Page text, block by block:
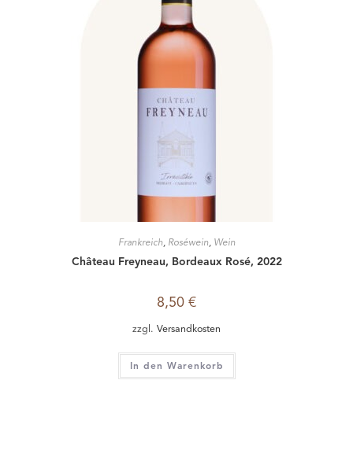
Frankreich, Roséwein, Wein
Château Freyneau, Bordeaux Rosé, 2022
8,50 €
zzgl. Versandkosten
In den Warenkorb